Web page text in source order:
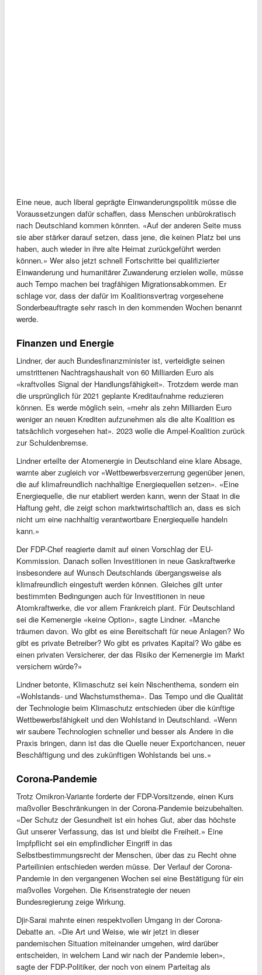
Eine neue, auch liberal geprägte Einwanderungspolitik müsse die
Voraussetzungen dafür schaffen, dass Menschen unbürokratisch
nach Deutschland kommen könnten. «Auf der anderen Seite muss
sie aber stärker darauf setzen, dass jene, die keinen Platz bei uns
haben, auch wieder in ihre alte Heimat zurückgeführt werden
können.» Wer also jetzt schnell Fortschritte bei qualifizierter
Einwanderung und humanitärer Zuwanderung erzielen wolle, müsse
auch Tempo machen bei tragfähigen Migrationsabkommen. Er
schlage vor, dass der dafür im Koalitionsvertrag vorgesehene
Sonderbeauftragte sehr rasch in den kommenden Wochen benannt
werde.
Finanzen und Energie
Lindner, der auch Bundesfinanzminister ist, verteidigte seinen
umstrittenen Nachtragshaushalt von 60 Milliarden Euro als
«kraftvolles Signal der Handlungsfähigkeit». Trotzdem werde man
die ursprünglich für 2021 geplante Kreditaufnahme reduzieren
können. Es werde möglich sein, «mehr als zehn Milliarden Euro
weniger an neuen Krediten aufzunehmen als die alte Koalition es
tatsächlich vorgesehen hat». 2023 wolle die Ampel-Koalition zurück
zur Schuldenbremse.
Lindner erteilte der Atomenergie in Deutschland eine klare Absage,
warnte aber zugleich vor «Wettbewerbsverzerrung gegenüber jenen,
die auf klimafreundlich nachhaltige Energiequellen setzen». «Eine
Energiequelle, die nur etabliert werden kann, wenn der Staat in die
Haftung geht, die zeigt schon marktwirtschaftlich an, dass es sich
nicht um eine nachhaltig verantwortbare Energiequelle handeln
kann.»
Der FDP-Chef reagierte damit auf einen Vorschlag der EU-
Kommission. Danach sollen Investitionen in neue Gaskraftwerke
insbesondere auf Wunsch Deutschlands übergangsweise als
klimafreundlich eingestuft werden können. Gleiches gilt unter
bestimmten Bedingungen auch für Investitionen in neue
Atomkraftwerke, die vor allem Frankreich plant. Für Deutschland
sei die Kernenergie «keine Option», sagte Lindner. «Manche
träumen davon. Wo gibt es eine Bereitschaft für neue Anlagen? Wo
gibt es private Betreiber? Wo gibt es privates Kapital? Wo gäbe es
einen privaten Versicherer, der das Risiko der Kernenergie im Markt
versichern würde?»
Lindner betonte, Klimaschutz sei kein Nischenthema, sondern ein
«Wohlstands- und Wachstumsthema». Das Tempo und die Qualität
der Technologie beim Klimaschutz entschieden über die künftige
Wettbewerbsfähigkeit und den Wohlstand in Deutschland. «Wenn
wir saubere Technologien schneller und besser als Andere in die
Praxis bringen, dann ist das die Quelle neuer Exportchancen, neuer
Beschäftigung und des zukünftigen Wohlstands bei uns.»
Corona-Pandemie
Trotz Omikron-Variante forderte der FDP-Vorsitzende, einen Kurs
maßvoller Beschränkungen in der Corona-Pandemie beizubehalten.
«Der Schutz der Gesundheit ist ein hohes Gut, aber das höchste
Gut unserer Verfassung, das ist und bleibt die Freiheit.» Eine
Impfpflicht sei ein empfindlicher Eingriff in das
Selbstbestimmungsrecht der Menschen, über das zu Recht ohne
Parteilinien entschieden werden müsse. Der Verlauf der Corona-
Pandemie in den vergangenen Wochen sei eine Bestätigung für ein
maßvolles Vorgehen. Die Krisenstrategie der neuen
Bundesregierung zeige Wirkung.
Djir-Sarai mahnte einen respektvollen Umgang in der Corona-
Debatte an. «Die Art und Weise, wie wir jetzt in dieser
pandemischen Situation miteinander umgehen, wird darüber
entscheiden, in welchem Land wir nach der Pandemie leben»,
sagte der FDP-Politiker, der noch von einem Parteitag als